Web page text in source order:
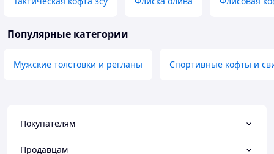
Популярные категории
Мужские толстовки и регланы Спортивные кофты и
Покупателям
Продавцам